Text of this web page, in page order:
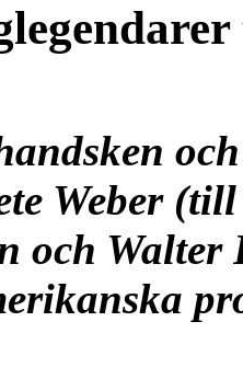
Weber
och Walter